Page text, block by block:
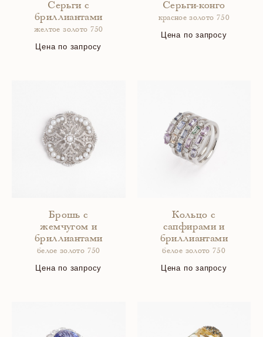
Серьги с
бриллиантами
желтое золото 750
Цена по запросу
Серьги-конго
красное золото 750
Цена по запросу
Брошь с
жемчугом и
бриллиантами
белое золото 750
Цена по запросу
Кольцо с
сапфирами и
бриллиантами
белое золото 750
Цена по запросу